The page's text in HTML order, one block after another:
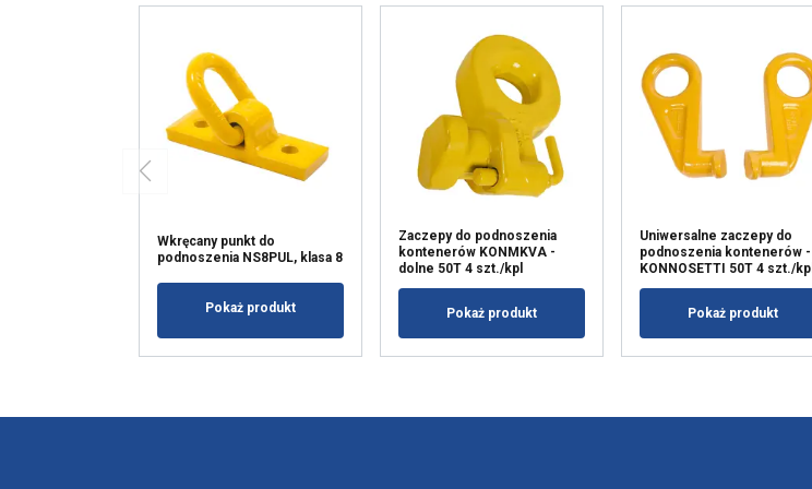
Wkręcany punkt do
podnoszenia NS8PUL, klasa 8
Pokaż produkt
Zaczepy do podnoszenia
kontenerów KONMKVA -
dolne 50T 4 szt./kpl
Pokaż produkt
Uniwersalne zaczepy do
podnoszenia kontenerów -
KONNOSETTI 50T 4 szt./kpl
Pokaż produkt